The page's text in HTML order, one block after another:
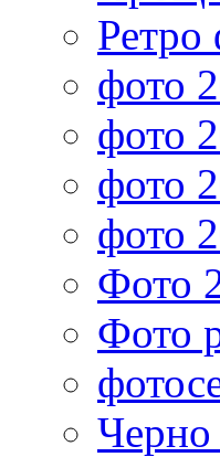
Ретро
фото
фото
фото
фото
Фото
Фото
Черно